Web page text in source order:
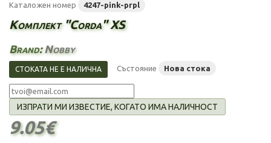
Каталожен номер 4247-pink-prpl
Комплект "Corda" XS
Brand:Nobby
СТОКАТА НЕ Е НАЛИЧНА Състояние Нова стока
ИЗПРАТИ МИ ИЗВЕСТИЕ, КОГАТО ИМА НАЛИЧНОСТ
9.05€